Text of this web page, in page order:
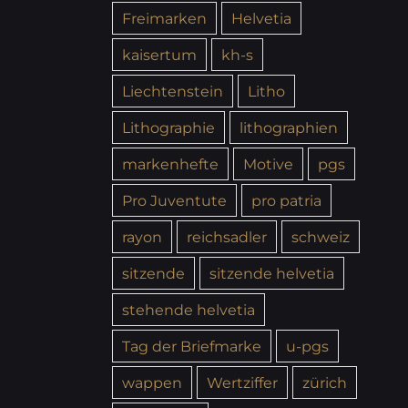
Freimarken
Helvetia
kaisertum
kh-s
Liechtenstein
Litho
Lithographie
lithographien
markenhefte
Motive
pgs
Pro Juventute
pro patria
rayon
reichsadler
schweiz
sitzende
sitzende helvetia
stehende helvetia
Tag der Briefmarke
u-pgs
wappen
Wertziffer zürich